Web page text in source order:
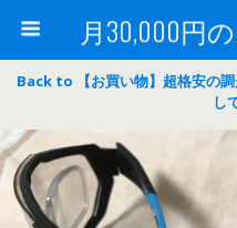
Back to 【お買い物】超格安の
し